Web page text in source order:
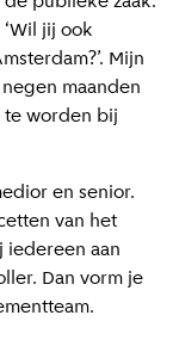
jij ook
Mijn
maanden
worden bij
en senior.
van het
iedereen aan
Dan vorm je